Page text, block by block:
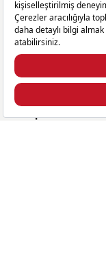
Jumbo App’i